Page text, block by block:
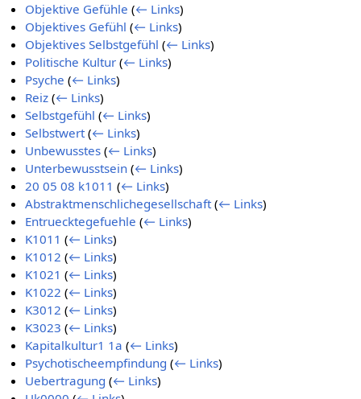
Objektive Gefühle (← Links)
Objektives Gefühl (← Links)
Objektives Selbstgefühl (← Links)
Politische Kultur (← Links)
Psyche (← Links)
Reiz (← Links)
Selbstgefühl (← Links)
Selbstwert (← Links)
Unbewusstes (← Links)
Unterbewusstsein (← Links)
20 05 08 k1011 (← Links)
Abstraktmenschlichegesellschaft (← Links)
Entruecktegefuehle (← Links)
K1011 (← Links)
K1012 (← Links)
K1021 (← Links)
K1022 (← Links)
K3012 (← Links)
K3023 (← Links)
Kapitalkultur1 1a (← Links)
Psychotischeempfindung (← Links)
Uebertragung (← Links)